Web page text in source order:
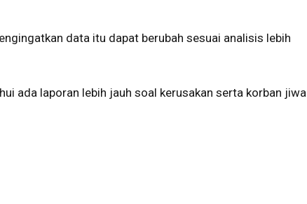
data itu dapat berubah sesuai analisis lebih
ada laporan lebih jauh soal kerusakan serta korban jiwa